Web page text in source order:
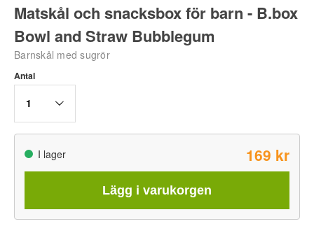
Matskål och snacksbox för barn - B.box
Bowl and Straw Bubblegum
Barnskål med sugrör
Antal
1
I lager 169 kr
Lägg i varukorgen